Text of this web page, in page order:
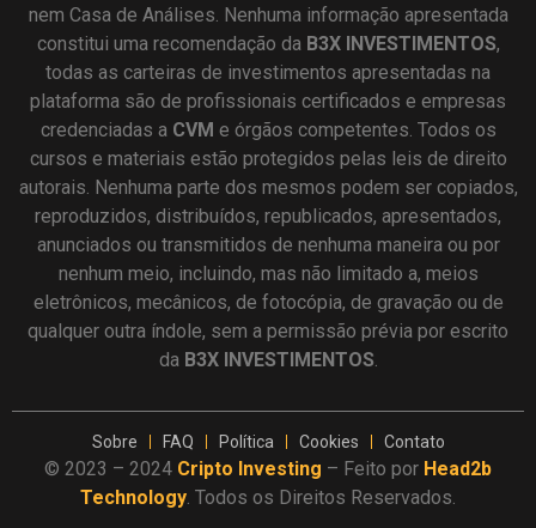
nem Casa de Análises. Nenhuma informação apresentada
constitui uma recomendação da B3X INVESTIMENTOS,
todas as carteiras de investimentos apresentadas na
plataforma são de profissionais certificados e empresas
credenciadas a CVM e órgãos competentes. Todos os
cursos e materiais estão protegidos pelas leis de direito
autorais. Nenhuma parte dos mesmos podem ser copiados,
reproduzidos, distribuídos, republicados, apresentados,
anunciados ou transmitidos de nenhuma maneira ou por
nenhum meio, incluindo, mas não limitado a, meios
eletrônicos, mecânicos, de fotocópia, de gravação ou de
qualquer outra índole, sem a permissão prévia por escrito
da B3X INVESTIMENTOS.
Sobre FAQ Política Cookies Contato
© 2023 – 2024 Cripto Investing – Feito por Head2b
Technology. Todos os Direitos Reservados.